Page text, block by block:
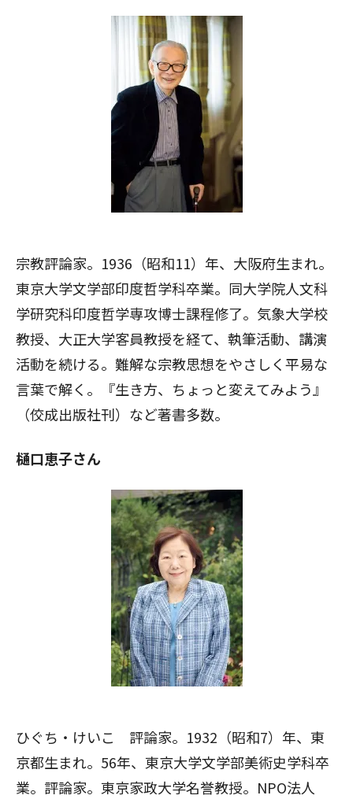
宗教評論家。1936（昭和11）年、大阪府生まれ。
東京大学文学部印度哲学科卒業。同大学院人文科
学研究科印度哲学専攻博士課程修了。気象大学校
教授、大正大学客員教授を経て、執筆活動、講演
活動を続ける。難解な宗教思想をやさしく平易な
言葉で解く。『生き方、ちょっと変えてみよう』
（佼成出版社刊）など著書多数。
樋口恵子さん
ひぐち・けいこ 評論家。1932（昭和7）年、東
京都生まれ。56年、東京大学文学部美術史学科卒
業。評論家。東京家政大学名誉教授。NPO法人